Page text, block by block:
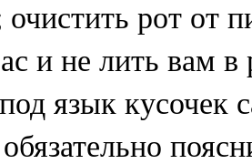
рот от
и не лить вам
язык кусочек